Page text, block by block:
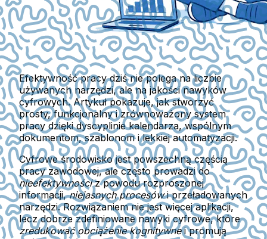
Efektywność pracy dziś nie polega na liczbie
używanych narzędzi, ale na jakości nawyków
cyfrowych. Artykuł pokazuje, jak stworzyć
prosty, funkcjonalny i zrównoważony system
pracy dzięki dyscyplinie kalendarza, wspólnym
dokumentom, szablonom i lekkiej automatyzacji.
Cyfrowe środowisko jestpowszechną częścią
pracy zawodowej, ale często prowadzi do
nieefektywnościz powodurozproszonej
informacji,niejasnych procesówiprzeładowanych
narzędzi. Rozwiązaniem nie jest więcej aplikacji,
leczdobrze zdefiniowane nawyki cyfrowe, które
zredukować obciążenie kognitywneipromują